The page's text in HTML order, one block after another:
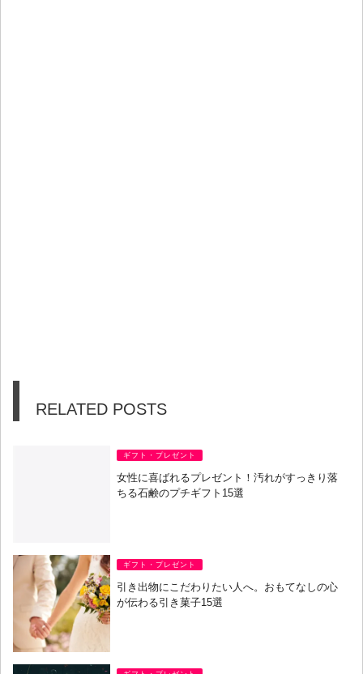
RELATED POSTS
ギフト・プレゼント
女性に喜ばれるプレゼント！汚れがすっきり落
ちる石鹸のプチギフト15選
ギフト・プレゼント
引き出物にこだわりたい人へ。おもてなしの心
が伝わる引き菓子15選